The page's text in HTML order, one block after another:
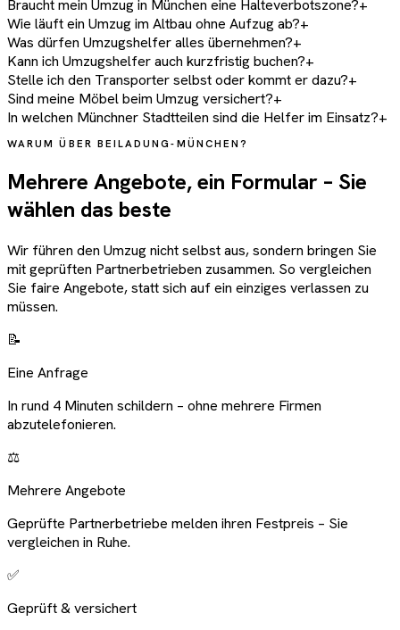
Braucht mein Umzug in München eine Halteverbotszone?+
Wie läuft ein Umzug im Altbau ohne Aufzug ab?+
Was dürfen Umzugshelfer alles übernehmen?+
Kann ich Umzugshelfer auch kurzfristig buchen?+
Stelle ich den Transporter selbst oder kommt er dazu?+
Sind meine Möbel beim Umzug versichert?+
In welchen Münchner Stadtteilen sind die Helfer im Einsatz?+
WARUM ÜBER BEILADUNG-MÜNCHEN?
Mehrere Angebote, ein Formular – Sie
wählen das beste
Wir führen den Umzug nicht selbst aus, sondern bringen Sie
mit geprüften Partnerbetrieben zusammen. So vergleichen
Sie faire Angebote, statt sich auf ein einziges verlassen zu
müssen.
📝
Eine Anfrage
In rund 4 Minuten schildern – ohne mehrere Firmen
abzutelefonieren.
⚖️
Mehrere Angebote
Geprüfte Partnerbetriebe melden ihren Festpreis – Sie
vergleichen in Ruhe.
✅
Geprüft & versichert